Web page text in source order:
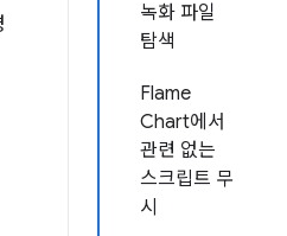
녹화 파일
탐색
Flame
Chart에서
관련 없는
스크립트 무
시